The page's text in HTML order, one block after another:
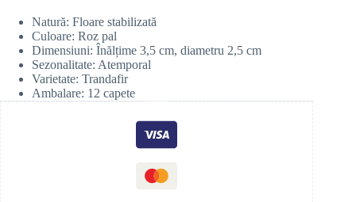
Natură: Floare stabilizată
Culoare: Roz pal
Dimensiuni: Înălțime 3,5 cm, diametru 2,5 cm
Sezonalitate: Atemporal
Varietate: Trandafir
Ambalare: 12 capete